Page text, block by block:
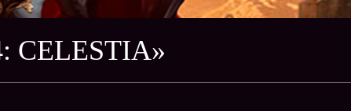
CELESTIA»